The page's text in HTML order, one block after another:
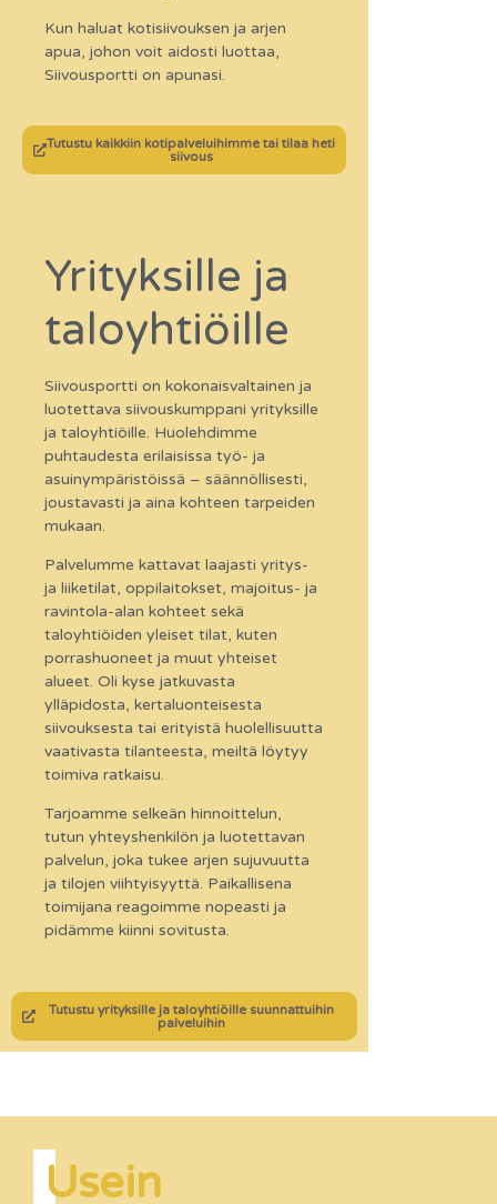
Kun haluat kotisiivouksen ja arjen
apua, johon voit aidosti luottaa,
Siivousportti on apunasi.
Tutustu kaikkiin kotipalveluihimme tai tilaa heti
siivous
Yrityksille ja
taloyhtiöille
Siivousportti on kokonaisvaltainen ja
luotettava siivouskumppani yrityksille
ja taloyhtiöille. Huolehdimme
puhtaudesta erilaisissa työ- ja
asuinympäristöissä – säännöllisesti,
joustavasti ja aina kohteen tarpeiden
mukaan.
Palvelumme kattavat laajasti yritys-
ja liiketilat, oppilaitokset, majoitus- ja
ravintola-alan kohteet sekä
taloyhtiöiden yleiset tilat, kuten
porrashuoneet ja muut yhteiset
alueet. Oli kyse jatkuvasta
ylläpidosta, kertaluonteisesta
siivouksesta tai erityistä huolellisuutta
vaativasta tilanteesta, meiltä löytyy
toimiva ratkaisu.
Tarjoamme selkeän hinnoittelun,
tutun yhteyshenkilön ja luotettavan
palvelun, joka tukee arjen sujuvuutta
ja tilojen viihtyisyyttä. Paikallisena
toimijana reagoimme nopeasti ja
pidämme kiinni sovitusta.
Tutustu yrityksille ja taloyhtiöille suunnattuihin
palveluihin
Usein